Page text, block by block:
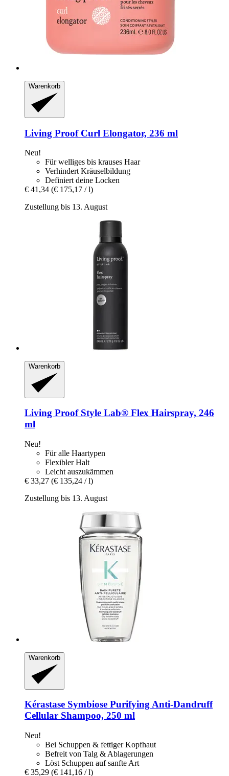
Warenkorb
Living ProofCurl Elongator, 236 ml
Neu!
Für welliges bis krauses Haar
Verhindert Kräuselbildung
Definiert deine Locken
€ 41,34 (€ 175,17 / l)
Zustellung bis 13. August
Warenkorb
Living ProofStyle Lab® Flex Hairspray, 246
ml
Neu!
Für alle Haartypen
Flexibler Halt
Leicht auszukämmen
€ 33,27 (€ 135,24 / l)
Zustellung bis 13. August
Warenkorb
Kérastase Symbiose Purifying Anti-​Dandruff
Cellular Shampoo, 250 ml
Neu!
Bei Schuppen & fettiger Kopfhaut
Befreit von Talg & Ablagerungen
Löst Schuppen auf sanfte Art
€ 35,29 (€ 141,16 / l)